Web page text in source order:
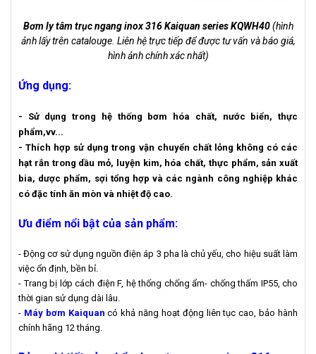
Bơm ly tâm trục ngang inox 316 Kaiquan series KQWH40(hình
ảnh lấy trên catalouge. Liên hệ trực tiếp để được tư vấn và báo giá,
hình ảnh chính xác nhất)
Ứng dụng:
- Sử dụng trong hệ thống bơm hóa chất, nước biển, thực
phẩm,vv...
- Thích hợp sử dụng trong vận chuyển chất lỏng không có các
hạt rắn trong dầu mỏ, luyện kim, hóa chất, thực phẩm, sản xuất
bia, dược phẩm, sợi tổng hợp và các ngành công nghiệp khác
có đặc tính ăn mòn và nhiệt độ cao.
Ưu điểm nổi bật của sản phẩm:
- Động cơ sử dụng nguồn điện áp 3 pha là chủ yếu, cho hiệu suất làm
việc ổn định, bền bỉ.
- Trang bị lớp cách điện F, hệ thống chống ẩm- chống thấm IP55, cho
thời gian sử dụng dài lâu.
- Máy bơm Kaiquan có khả năng hoạt động liên tục cao, bảo hành
chính hãng 12 tháng.